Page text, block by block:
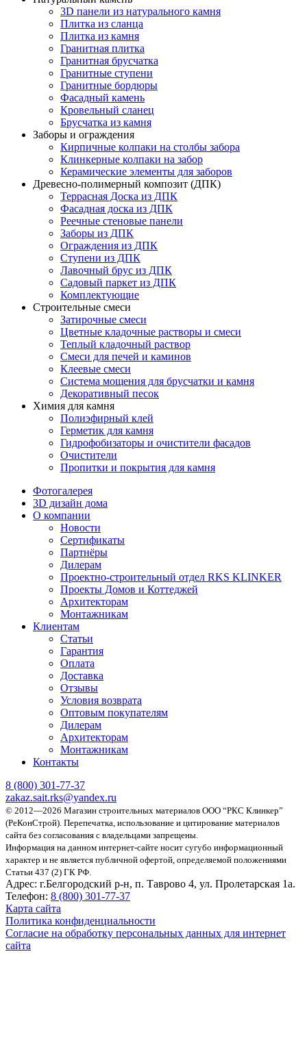
3D панели из натурального камня
Плитка из сланца
Плитка из камня
Гранитная плитка
Гранитная брусчатка
Гранитные ступени
Гранитные бордюры
Фасадный камень
Кровельный сланец
Брусчатка из камня
Заборы и ограждения
Кирпичные колпаки на столбы забора
Клинкерные колпаки на забор
Керамические элементы для заборов
Древесно-полимерный композит (ДПК)
Террасная Доска из ДПК
Фасадная доска из ДПК
Реечные стеновые панели
Заборы из ДПК
Ограждения из ДПК
Ступени из ДПК
Лавочный брус из ДПК
Садовый паркет из ДПК
Комплектующие
Строительные смеси
Затирочные смеси
Цветные кладочные растворы и смеси
Теплый кладочный раствор
Смеси для печей и каминов
Клеевые смеси
Система мощения для брусчатки и камня
Декоративный песок
Химия для камня
Полиэфирный клей
Герметик для камня
Гидрофобизаторы и очистители фасадов
Очистители
Пропитки и покрытия для камня
Фотогалерея
3D дизайн дома
О компании
Новости
Сертификаты
Партнёры
Дилерам
Проектно-строительный отдел RKS KLINKER
Проекты Домов и Коттеджей
Архитекторам
Монтажникам
Клиентам
Статьи
Гарантия
Оплата
Доставка
Отзывы
Условия возврата
Оптовым покупателям
Дилерам
Архитекторам
Монтажникам
Контакты
8 (800) 301-77-37
zakaz.sait.rks@yandex.ru
© 2012—2026 Магазин строительных материалов ООО “РКС Клинкер”
(РеКонСтрой). Перепечатка, использование и цитирование материалов
сайта без согласования с владельцами запрещены.
Информация на данном интернет-сайте носит сугубо информационный
характер и не является публичной офертой, определяемой положениями
Статьи 437 (2) ГК РФ.
Адрес: г.Белгородский р-н, п. Таврово 4, ул. Пролетарская 1а.
Телефон: 8 (800) 301-77-37
Карта сайта
Политика конфиденциальности
Согласие на обработку персональных данных для интернет
сайта